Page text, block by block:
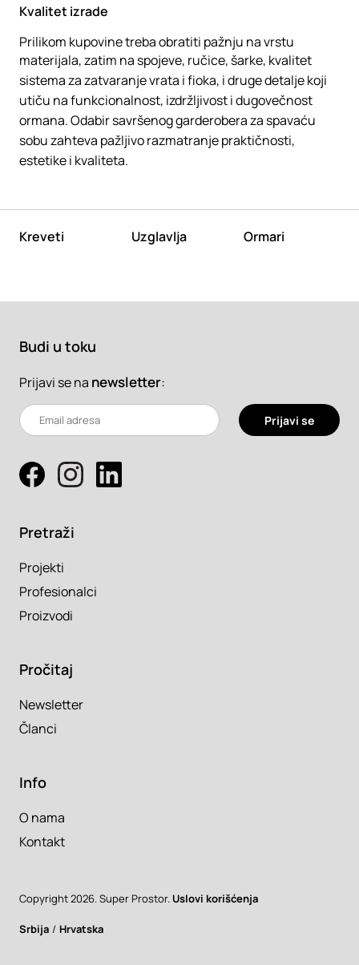
Kvalitet izrade
Prilikom kupovine treba obratiti pažnju na vrstu
materijala, zatim na spojeve, ručice, šarke, kvalitet
sistema za zatvaranje vrata i fioka, i druge detalje koji
utiču na funkcionalnost, izdržljivost i dugovečnost
ormana. Odabir savršenog garderobera za spavaću
sobu zahteva pažljivo razmatranje praktičnosti,
estetike i kvaliteta.
Kreveti Uzglavlja Ormari
Budi u toku
Prijavi se na newsletter:
Prijavi se
Pretraži
Projekti
Profesionalci
Proizvodi
Pročitaj
Newsletter
Članci
Info
O nama
Kontakt
Copyright 2026. Super Prostor. Uslovi korišćenja
Srbija / Hrvatska